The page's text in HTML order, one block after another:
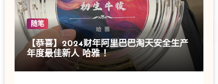
随笔
【恭喜】2024财年阿里巴巴淘天安全生产
年度最佳新人 哈雅 ！